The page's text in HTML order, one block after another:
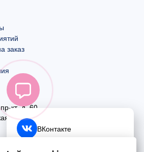
заказ
кт, д. 60
д. 59
ВКонтакте
Telegram